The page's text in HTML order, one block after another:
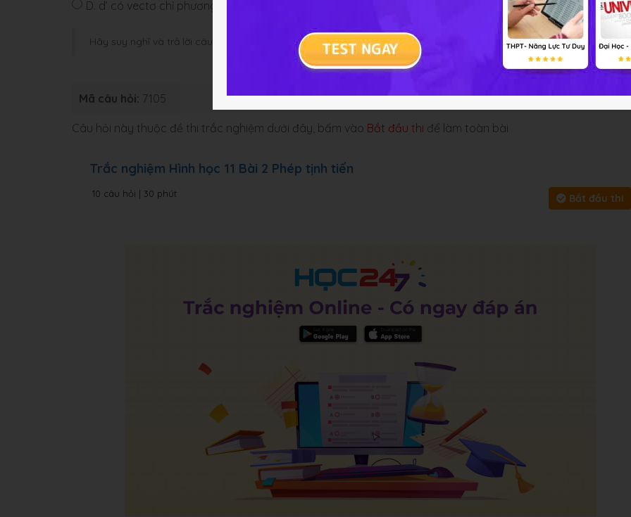
D. d’ có vectơ chỉ phương là
Hãy suy nghĩ và trả lời câu hỏi trước khi HOC247 cung cấp đáp án và lời giải
Mã câu hỏi: 7105 Loại bài: Bài tập Chủ đề : Môn học: Toán
Câu hỏi này thuộc đề thi trắc nghiệm dưới đây, bấm vào Bắt đầu thi để làm toàn bài
Trắc nghiệm Hình học 11 Bài 2 Phép tịnh tiến
10 câu hỏi | 30 phút Bắt đầu thi